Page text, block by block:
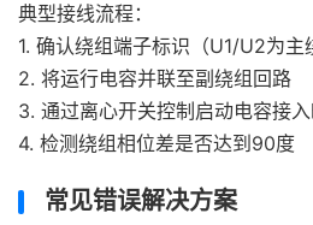
典型接线流程：
1. 确认绕组端子标识（U1/U2为主
2. 将运行电容并联至副绕组回路
3. 通过离心开关控制启动电容接
4. 检测绕组相位差是否达到90度
常见错误解决方案